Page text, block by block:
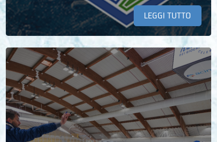
LEGGI TUTTO